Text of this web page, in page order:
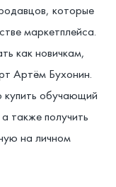
которые
маркетплейса.
как новичкам,
Артём Бухонин.
обучающий
также получить
на личном